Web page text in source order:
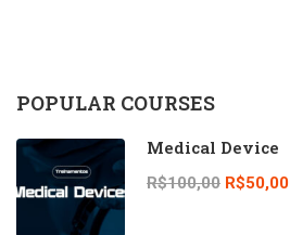
POPULAR COURSES
Medical Device
R$100,00 R$50,00